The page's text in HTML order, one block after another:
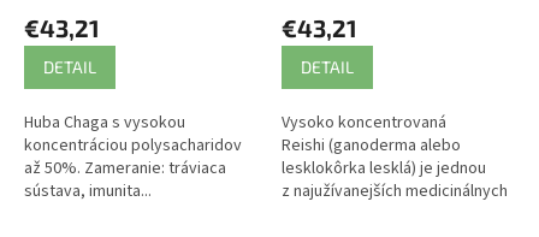
€43,21
DETAIL
Huba Chaga s vysokou
koncentráciou polysacharidov
až 50%. Zameranie: tráviaca
sústava, imunita...
€43,21
DETAIL
Vysoko koncentrovaná
Reishi (ganoderma alebo
lesklokôrka lesklá) je jednou
z najužívanejších medicinálnych